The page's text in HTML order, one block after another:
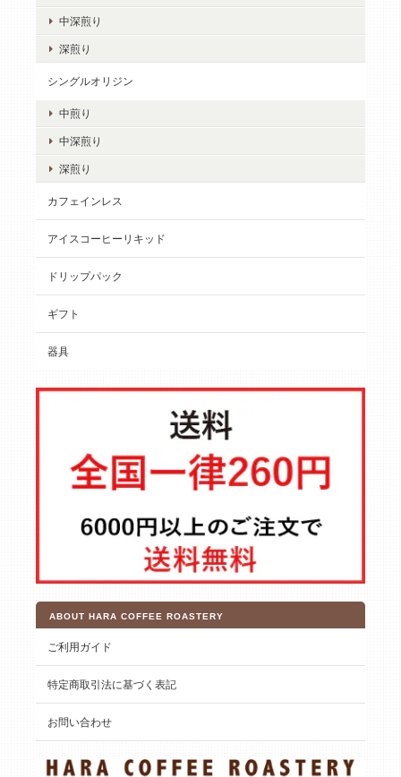
中深煎り
深煎り
シングルオリジン
中煎り
中深煎り
深煎り
カフェインレス
アイスコーヒーリキッド
ドリップパック
ギフト
器具
ABOUT HARA COFFEE ROASTERY
ご利用ガイド
特定商取引法に基づく表記
お問い合わせ